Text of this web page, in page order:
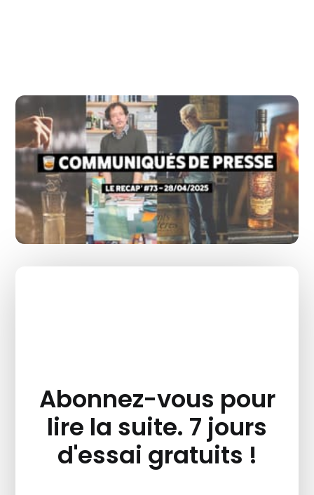
Abonnez-vous pour
lire la suite. 7 jours
d'essai gratuits !